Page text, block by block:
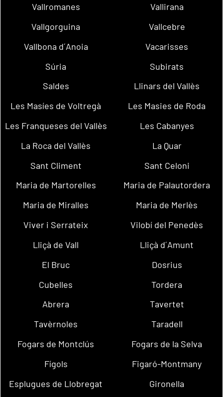
Vallromanes
Vallirana
Vallgorguina
Vallcebre
Vallbona d´Anoia
Vacarisses
Súria
Subirats
Saldes
Llinars del Vallès
Les Masíes de Voltregà
Les Masies de Roda
Les Franqueses del Vallès
Les Cabanyes
La Roca del Vallès
La Quar
Sant Climent
Sant Celoni
Maria de Martorelles
Maria de Palautordera
Maria de Miralles
Maria de Merlès
Viver i Serrateix
Vilobí del Penedès
Lliçà de Vall
Lliçà d´Amunt
El Bruc
Dosrius
Cubelles
Tordera
Abrera
Tavertet
Tavèrnoles
Taradell
Fogars de Montclús
Fogars de la Selva
Fígols
Figaró-Montmany
Esplugues de Llobregat
Gironella